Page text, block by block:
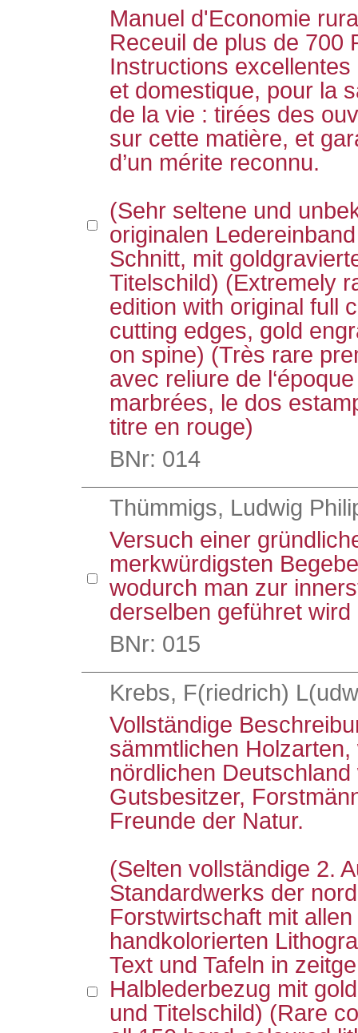
Manuel d'Economie
Receuil de plus de 700
Instructions
et domestique, pour la
de la vie : tirées des
sur cette matière, et
d’un mérite reconnu.
(Sehr seltene und
originalen
Schnitt, mit
Titelschild) (Extremely
edition with original full
cutting edges, gold
on spine) (Très rare
avec reliure de
marbrées, le dos
titre en rouge)
BNr: 014
Thümmigs, Ludwig
Versuch einer
merkwürdigsten
wodurch man zur
derselben geführet wird
BNr: 015
Krebs, F(riedrich)
Vollständige
sämmtlichen
nördlichen
Gutsbesitzer,
Freunde der Natur.
(Selten vollständige 2.
Standardwerks der
Forstwirtschaft mit allen
handkolorierten
Text und Tafeln in
Halblederbezug mit
und Titelschild) (Rare